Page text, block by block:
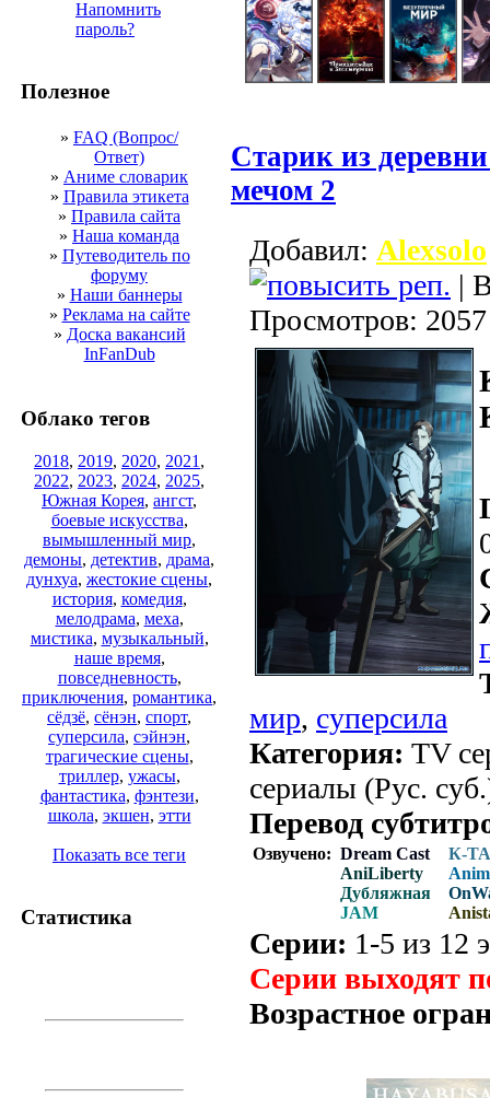
Напомнить
пароль?
Полезное
» FAQ (Вопрос/
Ответ)
» Аниме словарик
» Правила этикета
» Правила сайта
» Наша команда
» Путеводитель по
форуму
» Наши баннеры
» Реклама на сайте
» Доска вакансий
InFanDub
Облако тегов
2018, 2019, 2020, 2021 ,
2022, 2023, 2024, 2025,
Южная Корея, ангст,
боевые искусства,
вымышленный мир,
демоны, детектив, драма,
дунхуа, жестокие сцены,
история, комедия,
мелодрама, меха,
мистика, музыкальный,
наше время,
повседневность,
приключения, романтика,
сёдзё, сёнэн, спорт,
суперсила, сэйнэн,
трагические сцены,
триллер, ужасы,
фантастика, фэнтези,
школа, экшен, этти
Показать все теги
Статистика
Старик из
мечом 2
Добавил: Alexsolo
|
Просмотров: 2057
мир, суперсила
Категория: TV
сериалы (Рус.
Перевод
Озвучено: Dream Cast
AniLiberty
Дубляжная
JAM
К-
Серии: 1-5 из 12
Серии выходят
Возрастное